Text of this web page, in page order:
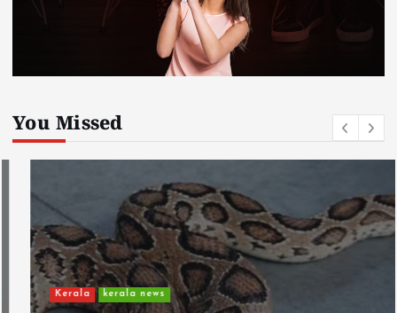
You Missed
Kerala kerala news